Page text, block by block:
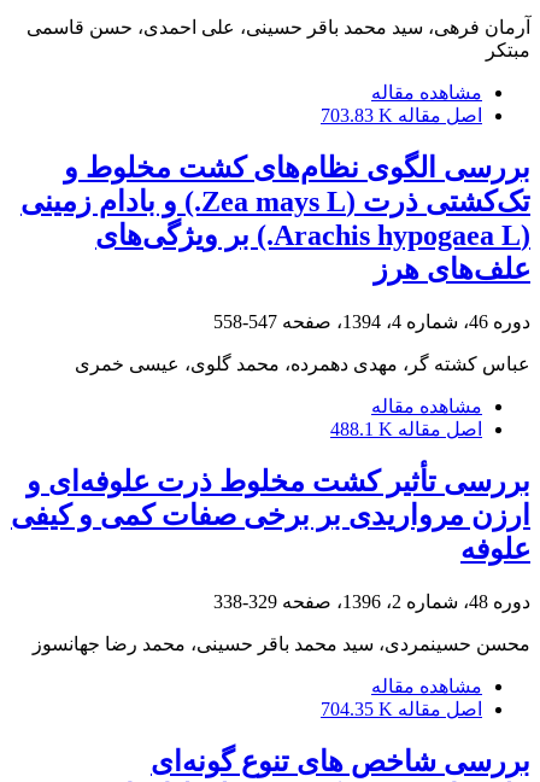
آرمان فرهی، سید محمد باقر حسینی، علی احمدی، حسن قاسمی
مبتکر
مشاهده مقاله
اصل مقاله 703.83 K
بررسی الگوی نظام‌های کشت مخلوط و
تک‌کشتی ذرت (Zea mays L.) و بادام‌ زمینی
(Arachis hypogaea L.) بر ویژگی‌های
علف‌های هرز
دوره 46، شماره 4، 1394، صفحه 547-558
عباس کشته گر، مهدی دهمرده، محمد گلوی، عیسی خمری
مشاهده مقاله
اصل مقاله 488.1 K
بررسی تأثیر کشت مخلوط ذرت علوفه‌ای و
ارزن مرواریدی بر برخی صفات کمی و کیفی
علوفه
دوره 48، شماره 2، 1396، صفحه 329-338
محسن حسینمردی، سید محمد باقر حسینی، محمد رضا جهانسوز
مشاهده مقاله
اصل مقاله 704.35 K
بررسی شاخص های تنوع گونه‌ای